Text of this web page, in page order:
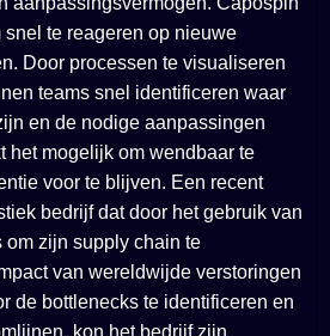
snel te reageren op nieuwe
Door processen te visualiseren
teams snel identificeren waar
en de nodige aanpassingen
het mogelijk om wendbaar te
voor te blijven. Een recent
bedrijf dat door het gebruik van
zijn supply chain te
van wereldwijde verstoringen
de bottlenecks te identificeren en
kon het bedrijf zijn